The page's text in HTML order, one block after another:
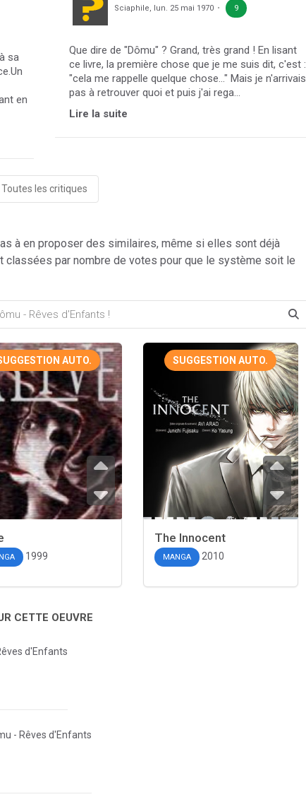
sa
en
Sciaphile, lun. 25 mai 1970 9
Que dire de "Dômu" ? Grand, très grand ! En lisant
ce livre, la première chose que je me suis dit, c'est :
"cela me rappelle quelque chose..." Mais je n'arrivais
pas à retrouver quoi et puis j'ai rega...
Lire la suite
Toutes les critiques
à en proposer des similaires, même si elles sont déjà
par nombre de votes pour que le système soit le
AUTO.
1999
SUGGESTION AUTO.
The Innocent
MANGA 2010
CETTE OEUVRE
d'Enfants
- Rêves d'Enfants